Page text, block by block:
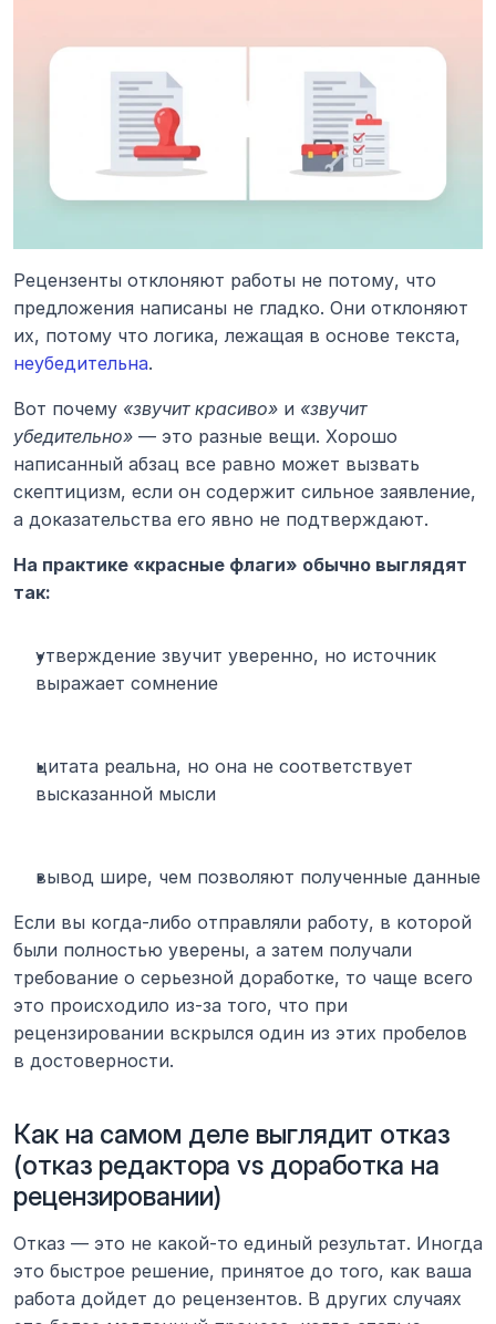
Рецензенты отклоняют работы не потому, что
предложения написаны не гладко. Они отклоняют
неубедительна.
Вот почему «звучит красиво» и «звучит
убедительно» — это разные вещи. Хорошо
написанный абзац все равно может вызвать
скептицизм, если он содержит сильное заявление,
а доказательства его явно не подтверждают.
На практике «красные флаги» обычно выглядят
так:
утверждение звучит уверенно, но источник
выражает сомнение
цитата реальна, но она не соответствует
высказанной мысли
вывод шире, чем позволяют полученные данные
Если вы когда-либо отправляли работу, в которой
были полностью уверены, а затем получали
требование о серьезной доработке, то чаще всего
это происходило из-за того, что при
рецензировании вскрылся один из этих пробелов
в достоверности.
Как на самом деле выглядит отказ
(отказ редактора vs доработка на
рецензировании)
Отказ — это не какой-то единый результат. Иногда
это быстрое решение, принятое до того, как ваша
работа дойдет до рецензентов. В других случаях